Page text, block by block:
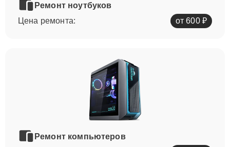
Ремонт ноутбуков
Цена ремонта:
от 600 ₽
Ремонт компьютеров